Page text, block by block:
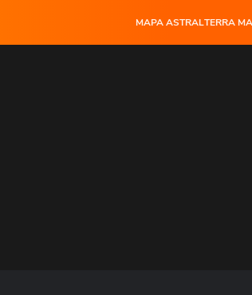
MAPA ASTRALTERRA